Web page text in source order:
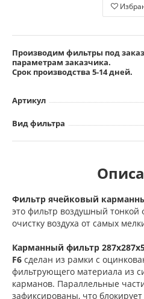
Производим фильтры под
параметрам заказчика.
Срок производства 5-14 дней.
Артикул
Вид фильтра
Фильтр ячейковый
это фильтр воздушный тонкой
очистку воздуха от самых
Карманный фильтр
F6 сделан из рамки с
фильтрующего материала из
карманов. Параллельные
зафиксированы, что